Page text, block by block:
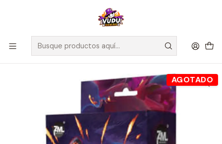
🚀 ¡Despachamos a todo Chile! Envío GRATIS a Regiones sobre
$100.000 y a RM sobre $35.000
Inicio Accesorios Protectores de Cartas
Protectores Standard Zero Mulligan Vitrum - Fit Inner
AGOTADO